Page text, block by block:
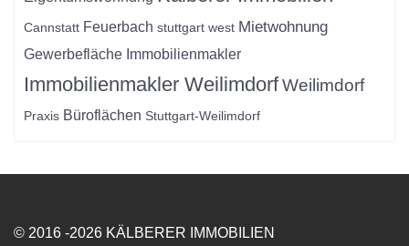
Cannstatt Feuerbach stuttgart west Mietwohnung
Gewerbefläche Immobilienmakler
Immobilienmakler WeilimdorfWeilimdorf
Praxis Büroflächen Stuttgart-Weilimdorf
© 2016 -2026 KÄLBERER IMMOBILIEN